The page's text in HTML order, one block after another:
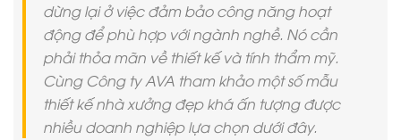
dừng lại ở việc đảm bảo công năng hoạt
động để phù hợp với ngành nghề. Nó cần
phải thỏa mãn về thiết kế và tính thẩm mỹ.
Cùng Công ty AVA tham khảo một số mẫu
thiết kế nhà xưởng đẹp khá ấn tượng được
nhiều doanh nghiệp lựa chọn dưới đây.